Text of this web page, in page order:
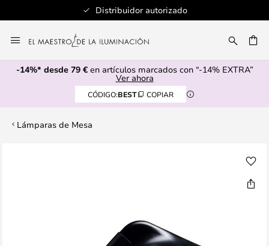
Distribuidor autorizado
al
contenido
-14%* desde 79 €en artículos marcados con “-14% EXTRA”
Ver ahora
CÓDIGO:BEST COPIAR
Lámparas de Mesa